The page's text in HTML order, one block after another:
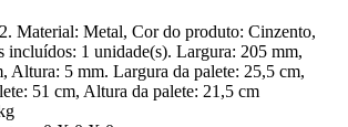
Material: Metal, Cor do produto: Cinzento,
incluídos: 1 unidade(s). Largura: 205 mm,
Altura: 5 mm. Largura da palete: 25,5 cm,
51 cm, Altura da palete: 21,5 cm